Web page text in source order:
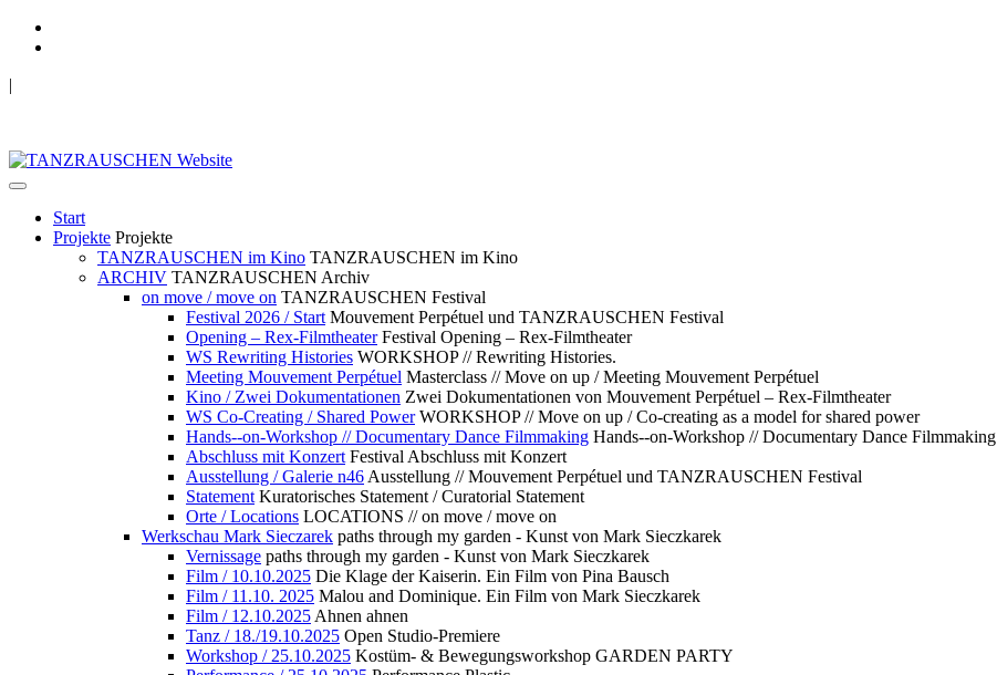
|
Start
Projekte Projekte
TANZRAUSCHEN im Kino TANZRAUSCHEN im Kino
ARCHIV TANZRAUSCHEN Archiv
on move / move on TANZRAUSCHEN Festival
Festival 2026 / Start Mouvement Perpétuel und TANZRAUSCHEN Festival
Opening – Rex-Filmtheater Festival Opening – Rex-Filmtheater
WS Rewriting Histories WORKSHOP // Rewriting Histories.
Meeting Mouvement Perpétuel Masterclass // Move on up / Meeting Mouvement Perpétuel
Kino / Zwei Dokumentationen Zwei Dokumentationen von Mouvement Perpétuel – Rex-Filmtheater
WS Co-Creating / Shared Power WORKSHOP // Move on up / Co-creating as a model for shared power
Hands--on-Workshop // Documentary Dance Filmmaking Hands--on-Workshop // Documentary Dance Filmmaking
Abschluss mit Konzert Festival Abschluss mit Konzert
Ausstellung / Galerie n46 Ausstellung // Mouvement Perpétuel und TANZRAUSCHEN Festival
Statement Kuratorisches Statement / Curatorial Statement
Orte / Locations LOCATIONS // on move / move on
Werkschau Mark Sieczarek paths through my garden - Kunst von Mark Sieczkarek
Vernissage paths through my garden - Kunst von Mark Sieczkarek
Film / 10.10.2025 Die Klage der Kaiserin. Ein Film von Pina Bausch
Film / 11.10. 2025 Malou and Dominique. Ein Film von Mark Sieczkarek
Film / 12.10.2025 Ahnen ahnen
Tanz / 18./19.10.2025 Open Studio-Premiere
Workshop / 25.10.2025 Kostüm- & Bewegungsworkshop GARDEN PARTY